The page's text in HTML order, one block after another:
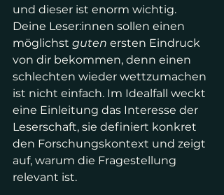
und dieser ist enorm wichtig.
Deine Leser:innen sollen einen
möglichst guten ersten Eindruck
von dir bekommen, denn einen
schlechten wieder wettzumachen
ist nicht einfach. Im Idealfall weckt
eine Einleitung das Interesse der
Leserschaft, sie definiert konkret
den Forschungskontext und zeigt
auf, warum die Fragestellung
relevant ist.